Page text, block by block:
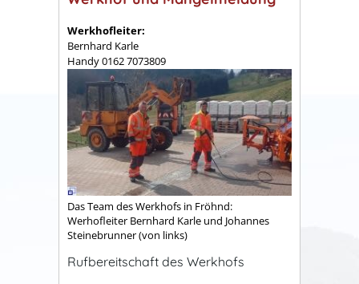
Werkhofleiter:
Bernhard Karle
Handy 0162 7073809
Das Team des Werkhofs in Fröhnd:
Werhofleiter Bernhard Karle und Johannes
Steinebrunner (von links)
Rufbereitschaft des Werkhofs